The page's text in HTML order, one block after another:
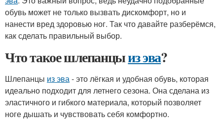
обувь может не только вызвать дискомфорт, но и
нанести вред здоровью ног. Так что давайте разберёмся,
как сделать правильный выбор.
Что такое шлепанцыиз эва?
Шлепанцы из эва- это лёгкая и удобная обувь, которая
идеально подходит для летнего сезона. Она сделана из
эластичного и гибкого материала, который позволяет
ноге дышать и чувствовать себя комфортно.